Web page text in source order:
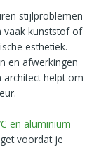
stijlproblemen
vaak kunststof of
esthetiek.
en afwerkingen
helpt om
en aluminium
voordat je